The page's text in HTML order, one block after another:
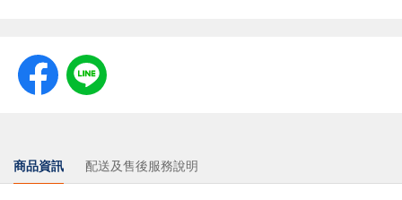
商品資訊 配送及售後服務說明